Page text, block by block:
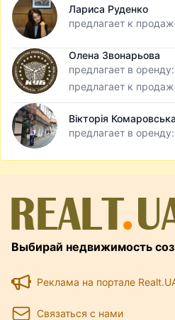
Лариса Руденко
предлагает к
Олена Звонарьова
предлагает в оренду:
предлагает к
Вікторія Комаровська
предлагает в оренду:
Выбирай недвижимость
Реклама на портале
Связаться с нами